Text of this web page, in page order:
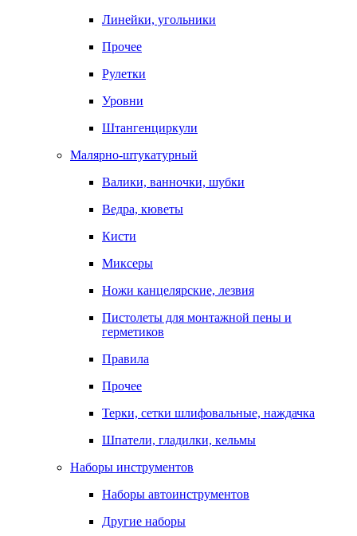
Линейки, угольники
Прочее
Рулетки
Уровни
Штангенциркули
Малярно-штукатурный
Валики, ванночки, шубки
Ведра, кюветы
Кисти
Миксеры
Ножи канцелярские, лезвия
Пистолеты для монтажной пены и
герметиков
Правила
Прочее
Терки, сетки шлифовальные, наждачка
Шпатели, гладилки, кельмы
Наборы инструментов
Наборы автоинструментов
Другие наборы